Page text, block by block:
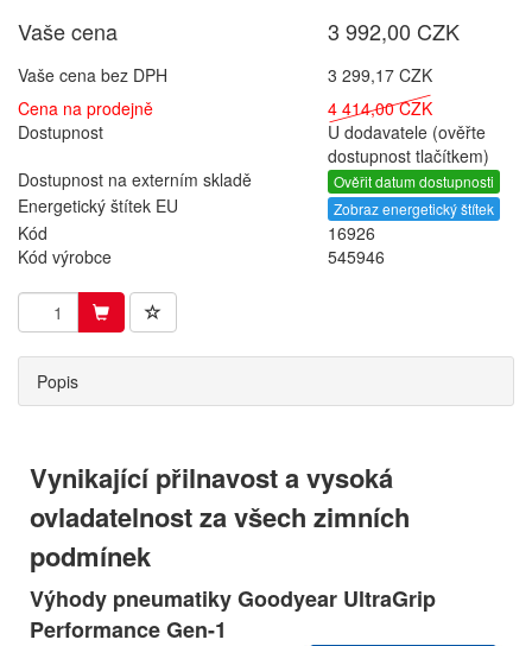
Vaše cena 3 992,00 CZK
Vaše cena bez DPH
3 299,17 CZK
Cena na prodejně
4 414,00 CZK
Dostupnost
U dodavatele (ověřte
dostupnost tlačítkem)
Dostupnost na externím skladě
Ověřit datum dostupnosti
Energetický štítek EU Zobraz energetický štítek
Kód
16926
Kód výrobce
545946
Popis
Vynikající přilnavost a vysoká
ovladatelnost za všech zimních
podmínek
Výhody pneumatiky Goodyear UltraGrip
Performance Gen-1